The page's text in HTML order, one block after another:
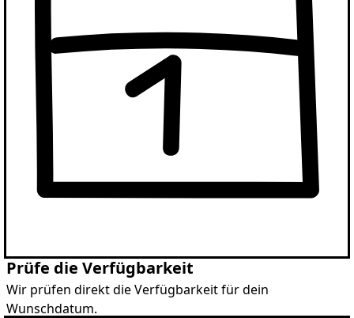
Prüfe die Verfügbarkeit
Wir prüfen direkt die Verfügbarkeit für dein
Wunschdatum.